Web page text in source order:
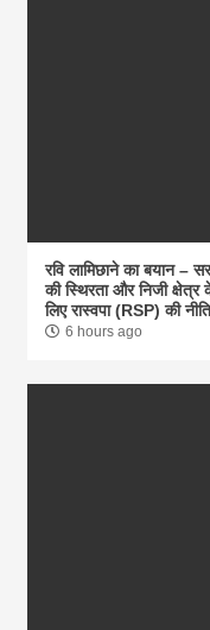
रवि लामिछाने का बयान –
की स्थिरता और निजी क्षेत्र
लिए रास्वपा (RSP) की
6 hours ago